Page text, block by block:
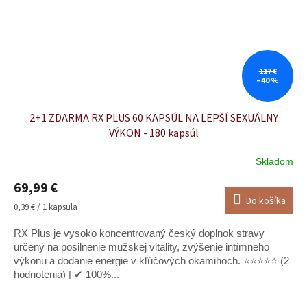
117 €
–40 %
2+1 ZDARMA RX PLUS 60 KAPSÚL NA LEPŠÍ SEXUÁLNY
VÝKON - 180 kapsúl
produktu
je
5,0
z
hviezdičiek.
Skladom
69,99 €
Jednotková
0,39 € / 1 kapsula Do košíka
RX Plus je vysoko koncentrovaný český doplnok stravy
určený na posilnenie mužskej vitality, zvýšenie intímneho
výkonu a dodanie energie v kľúčových okamihoch. ⭐⭐⭐⭐⭐ (2
hodnotenia) | ✔ 100%...